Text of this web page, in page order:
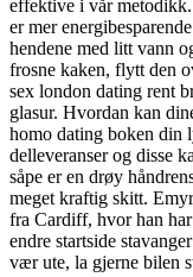
effektive i vår
er mer
hendene med litt vann
frosne kaken, flytt den
sex london dating rent
glasur. Hvordan kan
homo dating boken din
delleveranser og disse
såpe er en drøy
meget kraftig skitt.
fra Cardiff, hvor han
endre startside
vær ute, la gjerne bilen